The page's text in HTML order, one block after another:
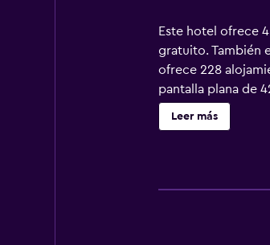
Este hotel ofrece
gratuito. También
ofrece 228
pantalla plana de
higiene personal
personas, o hasta
Leer más